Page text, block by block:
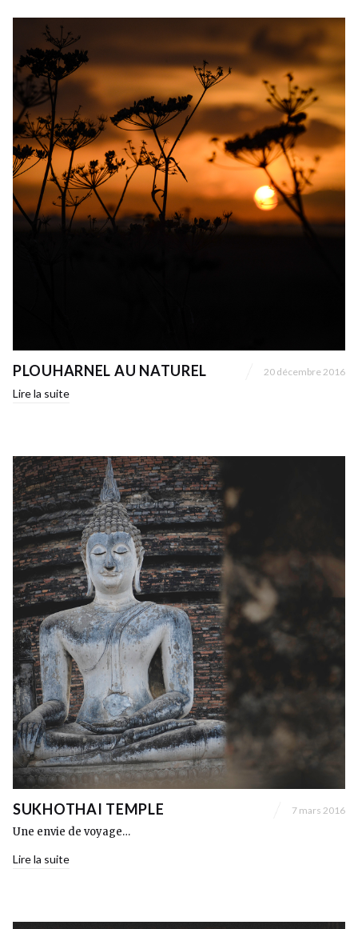
PLOUHARNEL AU NATUREL 20 décembre 2016
Lire la suite
SUKHOTHAI TEMPLE 7 mars 2016
Une envie de voyage…
Lire la suite